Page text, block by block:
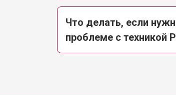
Что делать, если
проблеме с техникой